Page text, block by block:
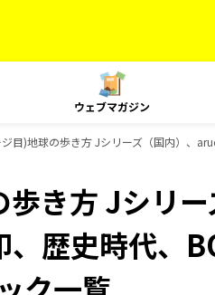
ウェブマガジン
目)地球の歩き方 Jシリーズ（国内）、
き方 Jシリ
歴史時代、